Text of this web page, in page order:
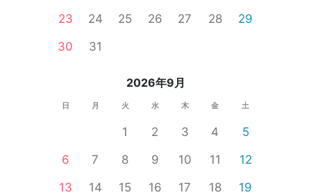
23
24 25 26 27 28
29
30
31
2026年9月
日 月 火 水 木 金 土
1 2 3 4
5
6
7 8 9 10 11
12
13
14 15 16 17 18 19